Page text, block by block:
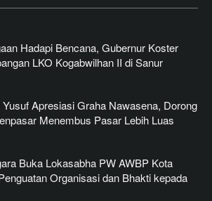
Hadapi Bencana, Gubernur Koster
LKO Kogabwilhan II di Sanur
Apresiasi Graha Nawasena, Dorong
Menembus Pasar Lebih Luas
Buka Lokasabha PW AWBP Kota
Organisasi dan Bhakti kepada